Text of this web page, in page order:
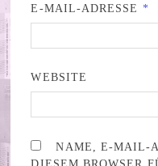
E-MAIL-ADRESSE *
WEBSITE
NAME, E-MAIL-